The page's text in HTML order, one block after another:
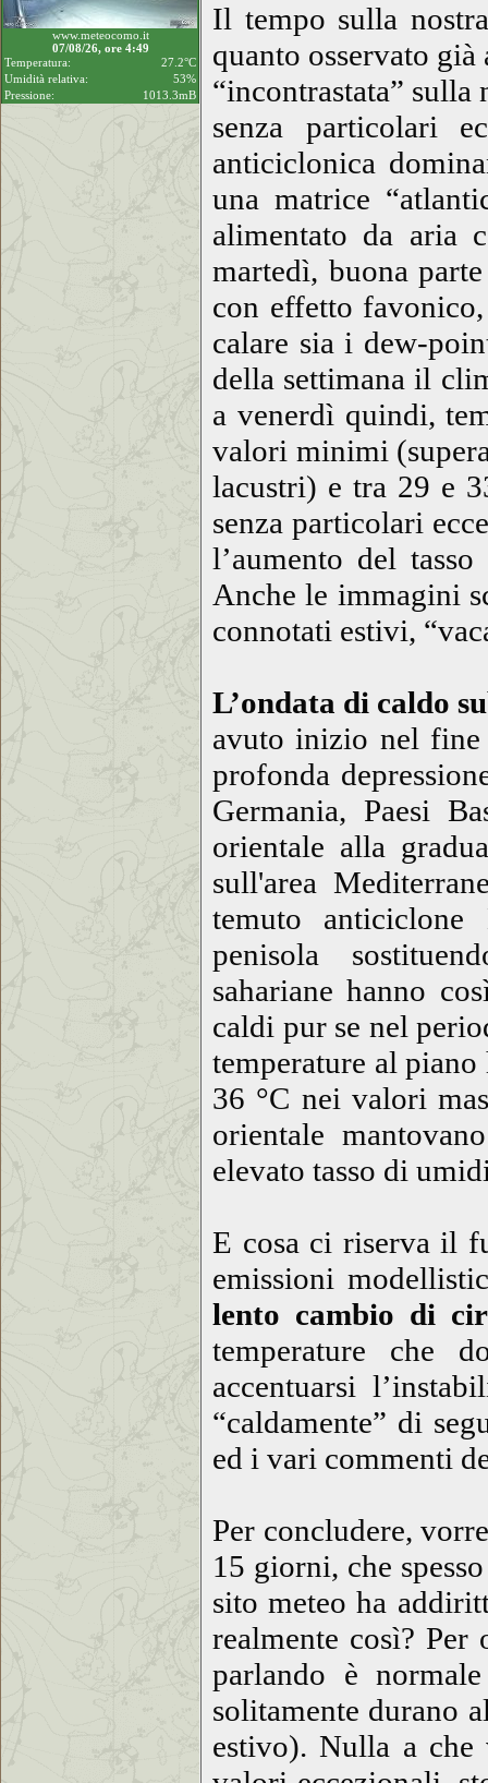
www.meteocomo.it
07/08/26, ore 4:49
Temperatura:
27.2°C
Umidità relativa:
53%
Pressione:
1013.3mB
Il tempo sulla
quanto osservato
“incontrastata” sulla
senza particolari
anticiclonica
una matrice
alimentato da aria
martedì, buona
con effetto
calare sia i dew-
della settimana il
a venerdì quindi,
valori minimi
lacustri) e tra 29 e
senza particolari
l’aumento del
Anche le immagini
connotati estivi,
L’ondata di caldo
avuto inizio nel fine
profonda
Germania, Paesi
orientale alla
sull'area
temuto
penisola
sahariane hanno
caldi pur se nel
temperature al
36 °C nei valori
orientale
elevato tasso di
E cosa ci riserva il
emissioni
lento cambio di
temperature che
accentuarsi
“caldamente” di
ed i vari commenti
Per concludere,
15 giorni, che
sito meteo ha
realmente così?
parlando è
solitamente durano
estivo). Nulla a che